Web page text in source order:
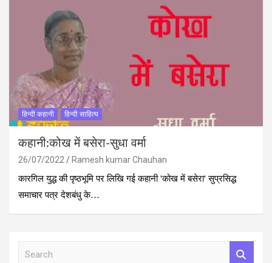
हिन्दी कहानी हिन्दी साहित्य
कहानी:कोख में बसेरा-सुधा वर्मा
26/07/2022
Ramesh kumar Chauhan
कारगिल युद्ध की पृष्‍ठभूमि पर लिखि गई कहानी 'कोख में बसेरा' सुप्रसिद्ध
समाचार पत्र देशबंधु के…